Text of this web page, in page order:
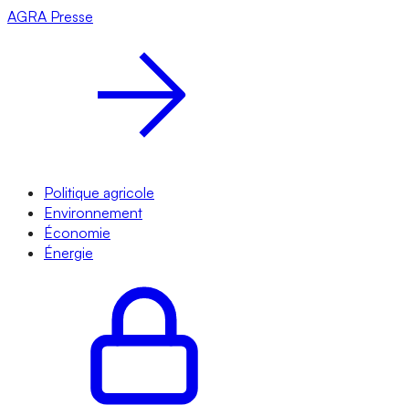
AGRA Presse
Politique agricole
Environnement
Économie
Énergie